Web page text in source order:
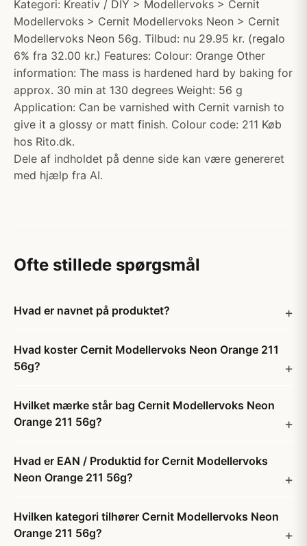
Kategori: Kreativ / DIY > Modellervoks > Cernit
Modellervoks > Cernit Modellervoks Neon > Cernit
Modellervoks Neon 56g. Tilbud: nu 29.95 kr. (regalo
6% fra 32.00 kr.) Features: Colour: Orange Other
information: The mass is hardened hard by baking for
approx. 30 min at 130 degrees Weight: 56 g
Application: Can be varnished with Cernit varnish to
give it a glossy or matt finish. Colour code: 211 Køb
hos Rito.dk.
Dele af indholdet på denne side kan være genereret
med hjælp fra AI.
Ofte stillede spørgsmål
Hvad er navnet på produktet?
Hvad koster Cernit Modellervoks Neon Orange 211
56g?
Hvilket mærke står bag Cernit Modellervoks Neon
Orange 211 56g?
Hvad er EAN / Produktid for Cernit Modellervoks
Neon Orange 211 56g?
Hvilken kategori tilhører Cernit Modellervoks Neon
Orange 211 56g?